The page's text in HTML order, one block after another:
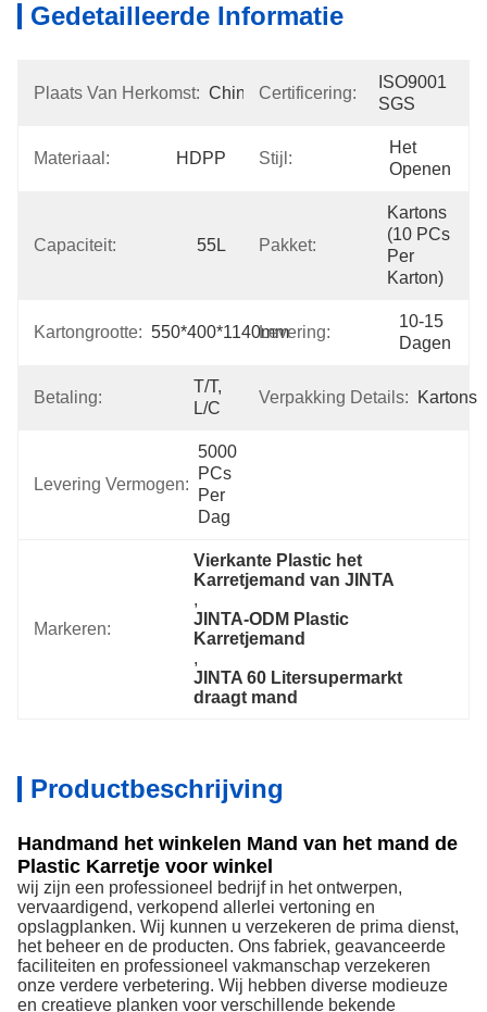
Gedetailleerde Informatie
Plaats Van Herkomst: China Certificering:
ISO9001
SGS
Materiaal: HDPP Stijl:
Het
Openen
Capaciteit: 55L Pakket:
Kartons
(10 PCs
Per
Karton)
Kartongrootte: 550*400*1140mmLevering:
10-15
Dagen
Betaling:
T/T,
L/C
Verpakking Details: Kartons
Levering Vermogen:
5000
PCs
Per
Dag
Markeren:
Vierkante Plastic het
Karretjemand van JINTA
,
JINTA-ODM Plastic
Karretjemand
,
JINTA 60 Litersupermarkt
draagt mand
Productbeschrijving
Handmand het winkelen Mand van het mand de
Plastic Karretje voor winkel
wij zijn een professioneel bedrijf in het ontwerpen,
vervaardigend, verkopend allerlei vertoning en
opslagplanken. Wij kunnen u verzekeren de prima dienst,
het beheer en de producten. Ons fabriek, geavanceerde
faciliteiten en professioneel vakmanschap verzekeren
onze verdere verbetering. Wij hebben diverse modieuze
en creatieve planken voor verschillende bekende